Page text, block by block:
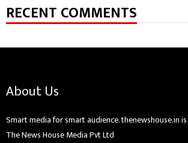
RECENT COMMENTS
About Us
Smart media for smart audience. thenewshouse.in
The News House Media Pvt Ltd